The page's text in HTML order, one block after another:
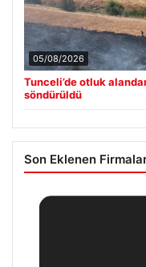
05/08/2026
Tunceli’de otluk
söndürüldü
Son Eklenen